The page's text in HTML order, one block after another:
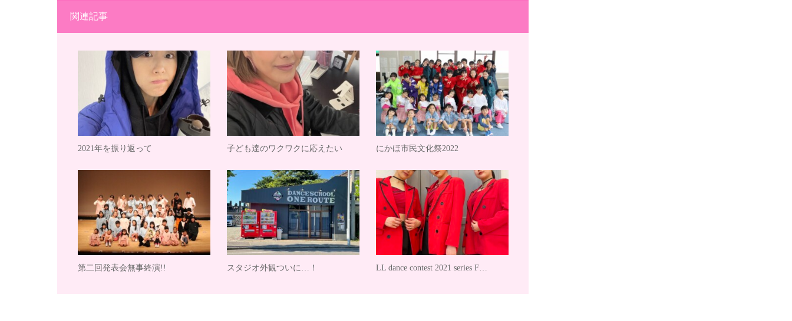
関連記事
2021年を振り返って 子ども達のワクワクに応えたい にかほ市民文化祭2022
第二回発表会無事終演!! スタジオ外観ついに…！ LL dance contest 2021 series F…